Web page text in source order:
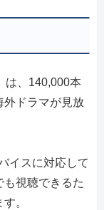
は、140,000本
外ドラマが見放
イスに対応して
視聴できるた
。